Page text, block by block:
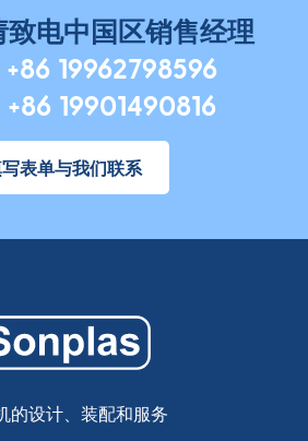
电中国区销售经理
+86 19962798596
+86 19901490816
表单与我们联系
的设计、装配和服务